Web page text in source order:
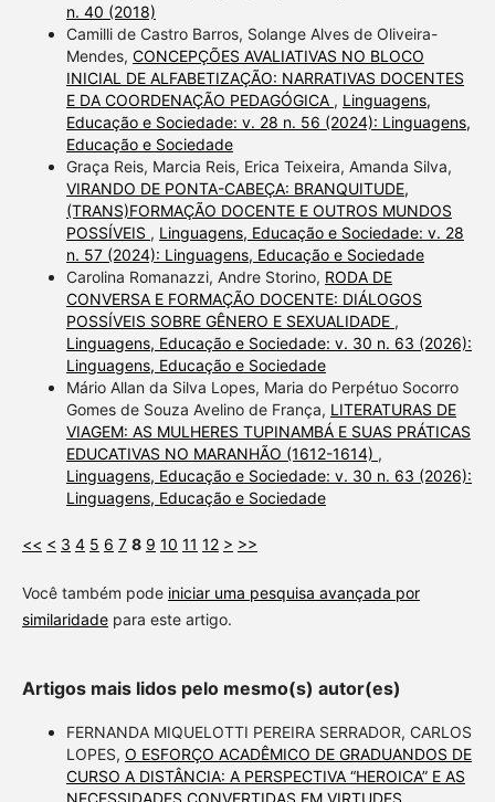
n. 40 (2018)
Camilli de Castro Barros, Solange Alves de Oliveira-
Mendes, CONCEPÇÕES AVALIATIVAS NO BLOCO
INICIAL DE ALFABETIZAÇÃO: NARRATIVAS DOCENTES
E DA COORDENAÇÃO PEDAGÓGICA , Linguagens,
Educação e Sociedade: v. 28 n. 56 (2024): Linguagens,
Educação e Sociedade
Graça Reis, Marcia Reis, Erica Teixeira, Amanda Silva,
VIRANDO DE PONTA-CABEÇA: BRANQUITUDE,
(TRANS)FORMAÇÃO DOCENTE E OUTROS MUNDOS
POSSÍVEIS , Linguagens, Educação e Sociedade: v. 28
n. 57 (2024): Linguagens, Educação e Sociedade
Carolina Romanazzi, Andre Storino, RODA DE
CONVERSA E FORMAÇÃO DOCENTE: DIÁLOGOS
POSSÍVEIS SOBRE GÊNERO E SEXUALIDADE ,
Linguagens, Educação e Sociedade: v. 30 n. 63 (2026):
Linguagens, Educação e Sociedade
Mário Allan da Silva Lopes, Maria do Perpétuo Socorro
Gomes de Souza Avelino de França, LITERATURAS DE
VIAGEM: AS MULHERES TUPINAMBÁ E SUAS PRÁTICAS
EDUCATIVAS NO MARANHÃO (1612-1614) ,
Linguagens, Educação e Sociedade: v. 30 n. 63 (2026):
Linguagens, Educação e Sociedade
<< < 3 4 5 6 7 8 9 10 11 12 > >>
Você também pode iniciar uma pesquisa avançada por
similaridadepara este artigo.
Artigos mais lidos pelo mesmo(s) autor(es)
FERNANDA MIQUELOTTI PEREIRA SERRADOR, CARLOS
LOPES, O ESFORÇO ACADÊMICO DE GRADUANDOS DE
CURSO A DISTÂNCIA: A PERSPECTIVA “HEROICA” E AS
NECESSIDADES CONVERTIDAS EM VIRTUDES ,